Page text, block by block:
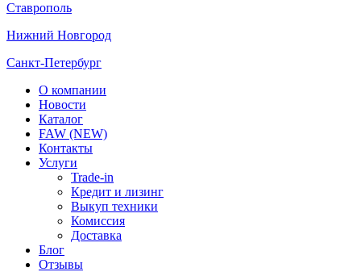
Ставрополь
Нижний Новгород
Санкт-Петербург
О компании
Новости
Каталог
FAW (NEW)
Контакты
Услуги
Trade-in
Кредит и лизинг
Выкуп техники
Комиссия
Доставка
Блог
Отзывы